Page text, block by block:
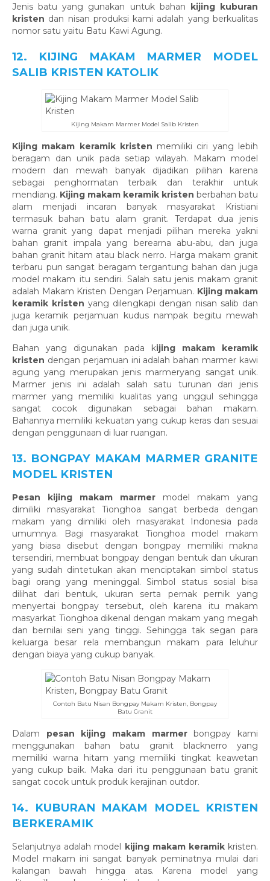
Jenis batu yang gunakan untuk bahan kijing kuburan
kristen dan nisan produksi kami adalah yang berkualitas
nomor satu yaitu Batu Kawi Agung.
12. KIJING MAKAM MARMER MODEL
SALIB KRISTEN KATOLIK
Kijing Makam Marmer Model Salib Kristen
Kijing makam keramik kristen memiliki ciri yang lebih
beragam dan unik pada setiap wilayah. Makam model
modern dan mewah banyak dijadikan pilihan karena
sebagai penghormatan terbaik dan terakhir untuk
mendiang. Kijing makam keramik kristen berbahan batu
alam menjadi incaran banyak masyarakat Kristiani
termasuk bahan batu alam granit. Terdapat dua jenis
warna granit yang dapat menjadi pilihan mereka yakni
bahan granit impala yang berearna abu-abu, dan juga
bahan granit hitam atau black nerro. Harga makam granit
terbaru pun sangat beragam tergantung bahan dan juga
model makam itu sendiri. Salah satu jenis makam granit
adalah Makam Kristen Dengan Perjamuan. Kijing makam
keramik kristen yang dilengkapi dengan nisan salib dan
juga keramik perjamuan kudus nampak begitu mewah
dan juga unik.
Bahan yang digunakan pada kijing makam keramik
kristen dengan perjamuan ini adalah bahan marmer kawi
agung yang merupakan jenis marmeryang sangat unik.
Marmer jenis ini adalah salah satu turunan dari jenis
marmer yang memiliki kualitas yang unggul sehingga
sangat cocok digunakan sebagai bahan makam.
Bahannya memiliki kekuatan yang cukup keras dan sesuai
dengan penggunaan di luar ruangan.
13. BONGPAY MAKAM MARMER GRANITE
MODEL KRISTEN
Pesan kijing makam marmer model makam yang
dimiliki masyarakat Tionghoa sangat berbeda dengan
makam yang dimiliki oleh masyarakat Indonesia pada
umumnya. Bagi masyarakat Tionghoa model makam
yang biasa disebut dengan bongpay memiliki makna
tersendiri, membuat bongpay dengan bentuk dan ukuran
yang sudah dintetukan akan menciptakan simbol status
bagi orang yang meninggal. Simbol status sosial bisa
dilihat dari bentuk, ukuran serta pernak pernik yang
menyertai bongpay tersebut, oleh karena itu makam
masyarkat Tionghoa dikenal dengan makam yang megah
dan bernilai seni yang tinggi. Sehingga tak segan para
keluarga besar rela membangun makam para leluhur
dengan biaya yang cukup banyak.
Contoh Batu Nisan Bongpay Makam Kristen, Bongpay
Batu Granit
Dalam pesan kijing makam marmerbongpay kami
menggunakan bahan batu granit blacknerro yang
memiliki warna hitam yang memiliki tingkat keawetan
yang cukup baik. Maka dari itu penggunaan batu granit
sangat cocok untuk produk kerajinan outdor.
14. KUBURAN MAKAM MODEL KRISTEN
BERKERAMIK
Selanjutnya adalah model kijing makam keramikkristen.
Model makam ini sangat banyak peminatnya mulai dari
kalangan bawah hingga atas. Karena model yang